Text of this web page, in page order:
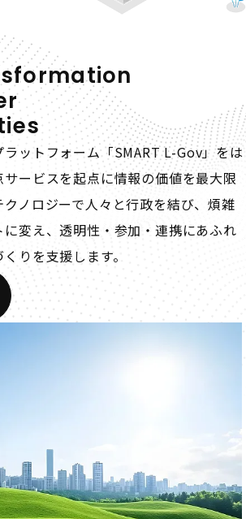
ットフォーム「SMART L-Gov」をは
サービスを起点に情報の価値を最大限
ノロジーで人々と行政を結び、煩雑
変え、透明性・参加・連携にあふれ
りを支援します。